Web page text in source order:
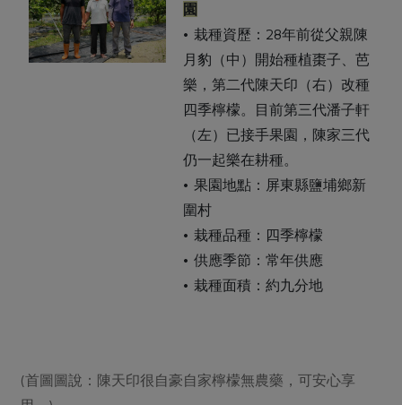
園
• 栽種資歷：28年前從父親陳
月豹（中）開始種植棗子、芭
樂，第二代陳天印（右）改種
四季檸檬。目前第三代潘子軒
（左）已接手果園，陳家三代
仍一起樂在耕種。
• 果園地點：屏東縣鹽埔鄉新
圍村
• 栽種品種：四季檸檬
• 供應季節：常年供應
• 栽種面積：約九分地
(首圖圖說：陳天印很自豪自家檸檬無農藥，可安心享